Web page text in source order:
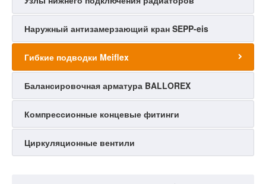
Наружный антизамерзающий кран SEPP-eis
Гибкие подводки Meiflex
Балансировочная арматура BALLOREX
Компрессионные концевые фитинги
Циркуляционные вентили